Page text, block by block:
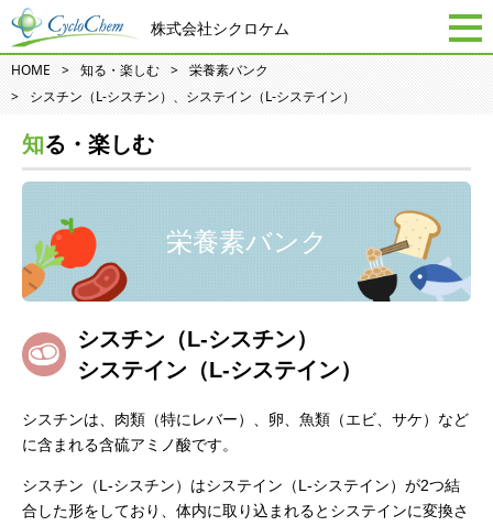
株式会社シクロケム
HOME 知る・楽しむ
栄養素バンク
シスチン（L-シスチン）、システイン（L-システイン）
知る・楽しむ
栄養素バンク
シスチン（L-シスチン）
システイン（L-システイン）
シスチンは、肉類（特にレバー）、卵、魚類（エビ、サケ）など
に含まれる含硫アミノ酸です。
シスチン（L-シスチン）はシステイン（L-システイン）が2つ結
合した形をしており、体内に取り込まれるとシステインに変換さ